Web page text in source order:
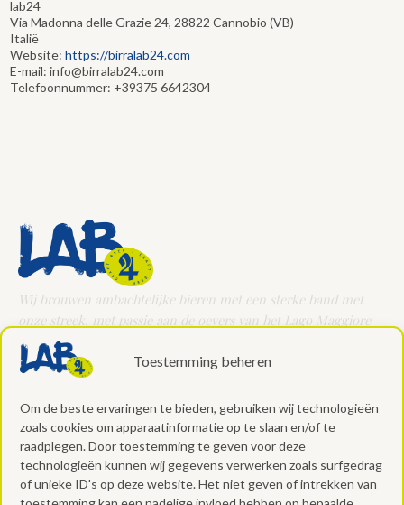
Toestemming beheren
Om de beste ervaringen te bieden, gebruiken wij technologieën
zoals cookies om apparaatinformatie op te slaan en/of te
raadplegen. Door toestemming te geven voor deze
technologieën kunnen wij gegevens verwerken zoals surfgedrag
of unieke ID's op deze website. Het niet geven of intrekken van
lab24
Via Madonna delle Grazie 24, 28822 Cannobio (VB)
Italië
Website: https://birralab24.com
E-mail: info@birralab24.com
Telefoonnummer: +39375 6642304
Wij brouwen ambachtelijke bieren met een sterke band met
onze streek, met passie aan de oevers van het Lago Maggiore
CONTACT
Adres:via dell’Industria 31/A, 28924 Verbania (VB)